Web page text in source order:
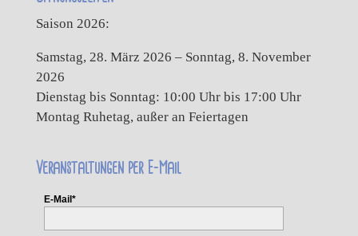
Saison 2026:
Samstag, 28. März 2026 – Sonntag, 8. November
2026
Dienstag bis Sonntag: 10:00 Uhr bis 17:00 Uhr
Montag Ruhetag, außer an Feiertagen
Veranstaltungen per E-Mail
E-Mail*